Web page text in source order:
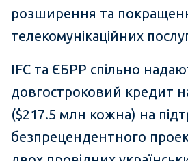
розширення та
телекомунікаційних
IFC та ЄБРР спільно
довгостроковий кредит
($217.5 млн кожна) на
безпрецендентного